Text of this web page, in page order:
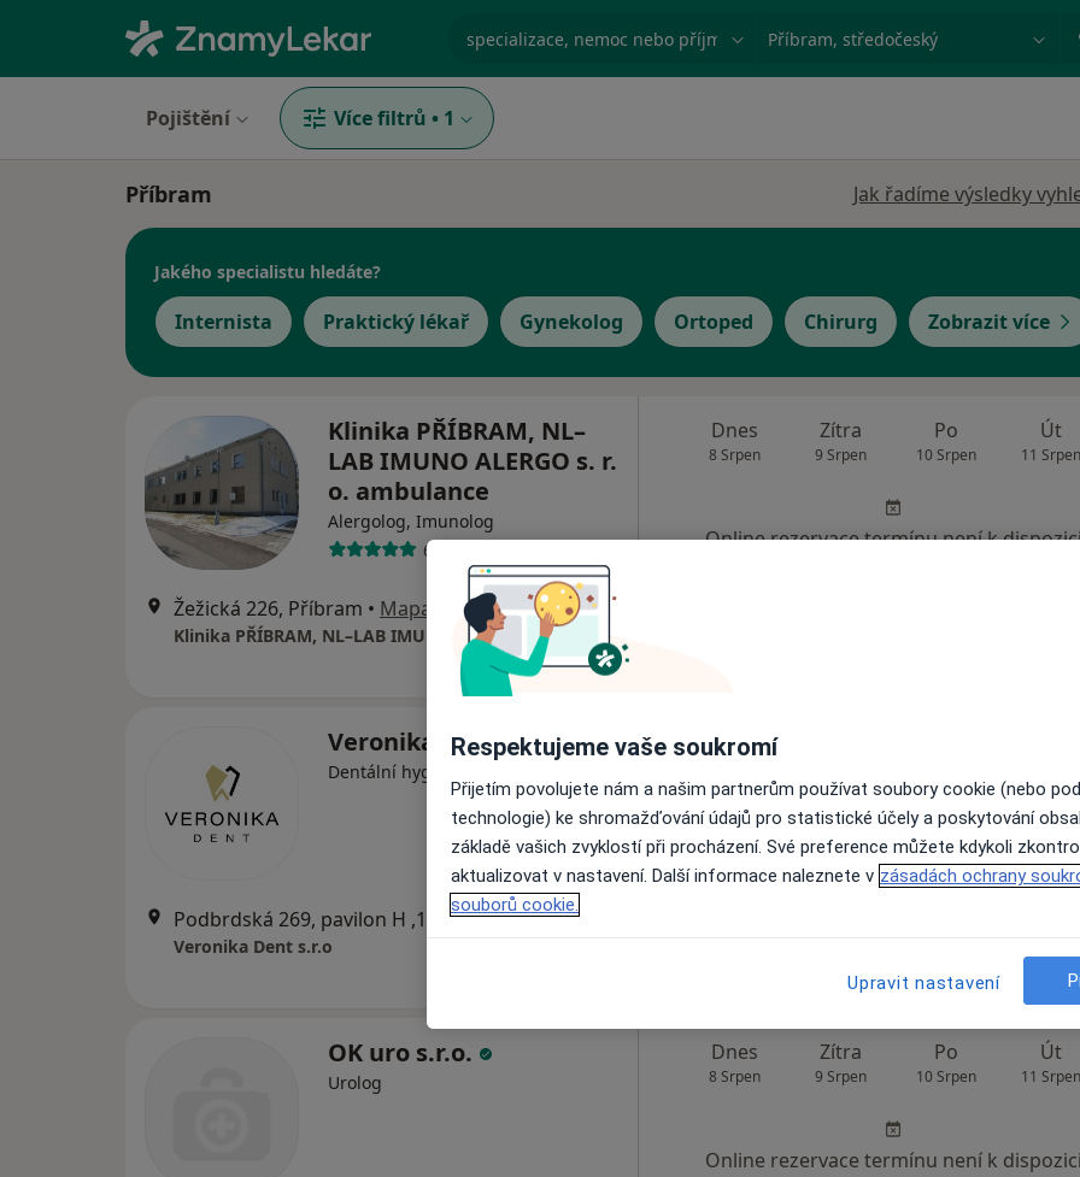
specializace, nemoc nebo příjmení Město nebo region
Pojištění Více filtrů • 1
Příbram Jak řadíme výsledky
Jakého specialistu hledáte?
Internista Praktický lékař Gynekolog Ortoped Chirurg Zobrazit více
Klinika PŘÍBRAM, NL–
LAB IMUNO ALERGO s. r.
o. ambulance
Alergolog, Imunolog
6 názorů
Žežická 226, Příbram • Mapa
Dnes
8 Srpen
Zítra
9 Srpen
Po
10 Srpen
Út
11 Srpen
Online rezervace termínu není k
Veronika Dent s.r.o
Dentální hygienistka, hygienista
Podbrdská 269, pavilon H ,1.patro, Příbram •Mapa
Veronika Dent s.r.o
Dnes
Online rezervace termínu není k
Zobrazit profil
OK uro s.r.o.
Urolog
Dnes
8 Srpen
Zítra
9 Srpen
Po
10 Srpen
Út
11 Srpen
Online rezervace termínu není k dispozici
Respektujeme vaše soukromí
Přijetím povolujete nám a našim partnerům používat soubory cookie (nebo
technologie) ke shromažďování údajů pro statistické účely a poskytování
základě vašich zvyklostí při procházení. Své preference můžete kdykoli
aktualizovat v nastavení. Další informace naleznete v zásadách ochrany
souborů cookie.
Upravit nastavení